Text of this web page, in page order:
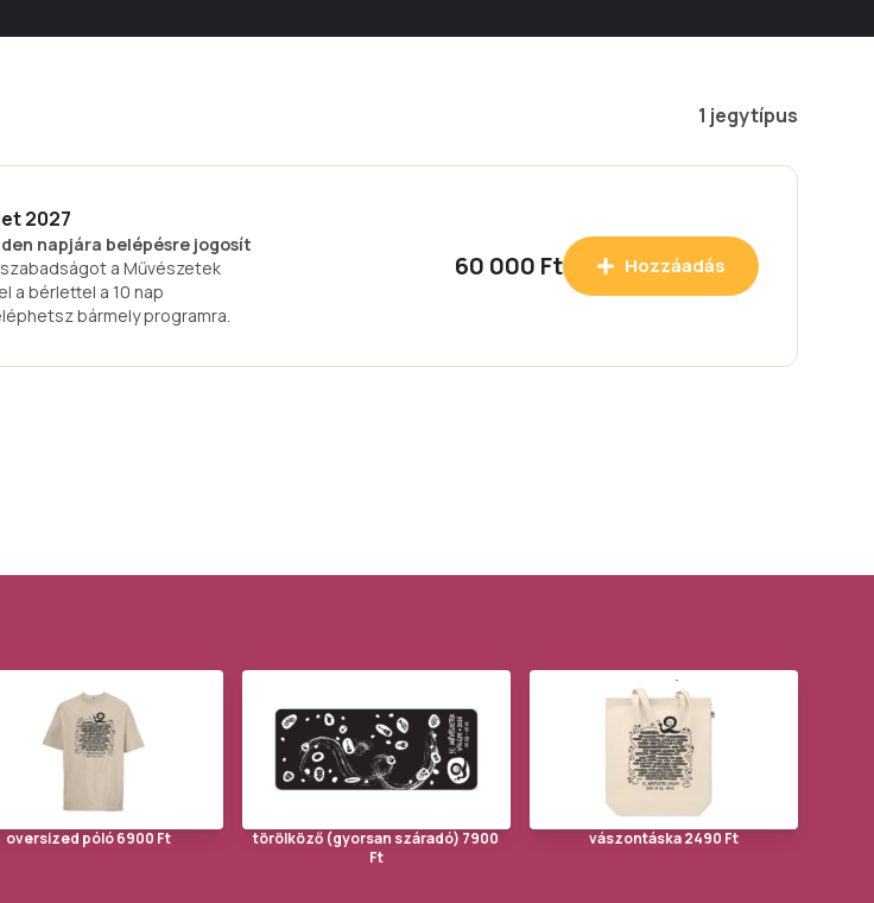
1 jegytípus
2027
napjára belépésre jogosít
szabadságot a Művészetek
a bérlettel a 10 nap
bármely programra.
60 000 Ft Hozzáadás
oversized póló 6900 Ft
törölköző (gyorsan száradó) 7900
Ft
vászontáska 2490 Ft